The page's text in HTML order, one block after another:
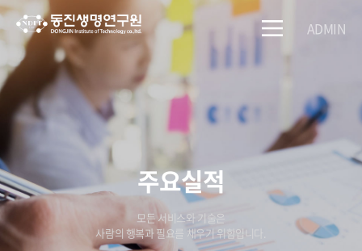
ADMIN
주요실적
모든 서비스와 기술은
사람의 행복과 필요를 채우기 위함입니다.